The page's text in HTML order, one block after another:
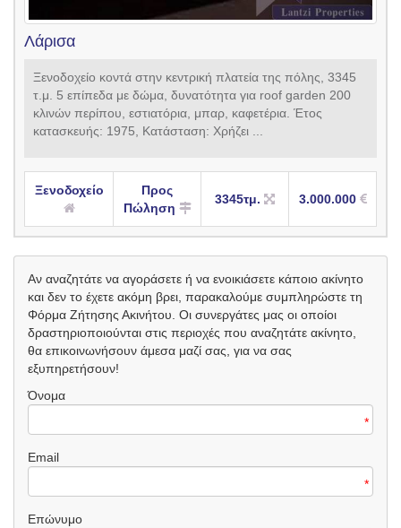
Λάρισα
Ξενοδοχείο κοντά στην κεντρική πλατεία της πόλης, 3345
τ.μ. 5 επίπεδα με δώμα, δυνατότητα για roof garden 200
κλινών περίπου, εστιατόρια, μπαρ, καφετέρια. Έτος
κατασκευής: 1975, Κατάσταση: Χρήζει ...
Ξενοδοχείο
Προς
Πώληση
3345τμ. 3.000.000
Αν αναζητάτε να αγοράσετε ή να ενοικιάσετε κάποιο ακίνητο
και δεν το έχετε ακόμη βρει, παρακαλούμε συμπληρώστε τη
Φόρμα Ζήτησης Ακινήτου. Οι συνεργάτες μας οι οποίοι
δραστηριοποιούνται στις περιοχές που αναζητάτε ακίνητο,
θα επικοινωνήσουν άμεσα μαζί σας, για να σας
εξυπηρετήσουν!
Όνομα
*
Email
*
Επώνυμο